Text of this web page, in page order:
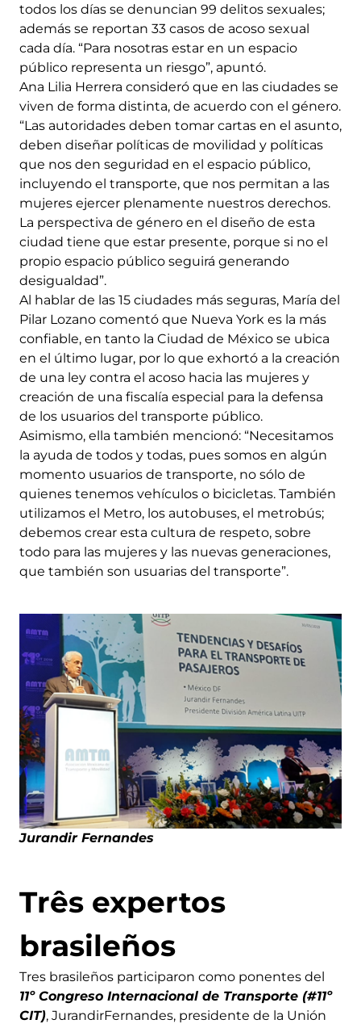
todos los días se denuncian 99 delitos sexuales;
además se reportan 33 casos de acoso sexual
cada día. “Para nosotras estar en un espacio
público representa un riesgo”, apuntó.
Ana Lilia Herrera consideró que en las ciudades se
viven de forma distinta, de acuerdo con el género.
“Las autoridades deben tomar cartas en el asunto,
deben diseñar políticas de movilidad y políticas
que nos den seguridad en el espacio público,
incluyendo el transporte, que nos permitan a las
mujeres ejercer plenamente nuestros derechos.
La perspectiva de género en el diseño de esta
ciudad tiene que estar presente, porque si no el
propio espacio público seguirá generando
desigualdad”.
Al hablar de las 15 ciudades más seguras, María del
Pilar Lozano comentó que Nueva York es la más
confiable, en tanto la Ciudad de México se ubica
en el último lugar, por lo que exhortó a la creación
de una ley contra el acoso hacia las mujeres y
creación de una fiscalía especial para la defensa
de los usuarios del transporte público.
Asimismo, ella también mencionó: “Necesitamos
la ayuda de todos y todas, pues somos en algún
momento usuarios de transporte, no sólo de
quienes tenemos vehículos o bicicletas. También
utilizamos el Metro, los autobuses, el metrobús;
debemos crear esta cultura de respeto, sobre
todo para las mujeres y las nuevas generaciones,
que también son usuarias del transporte”.
Jurandir Fernandes
Três expertos
brasileños
Tres brasileños participaron como ponentes del
11º Congreso Internacional de Transporte (#11º
CIT), JurandirFernandes, presidente de la Unión